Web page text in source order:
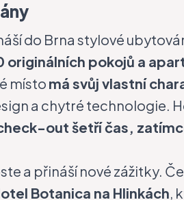
do Brna stylové
originálních pokojů a
místomá svůj vlastní
a chytré technologie.
out šetří čas,
a přináší nové zážitky.
Botanica na Hlinkách,